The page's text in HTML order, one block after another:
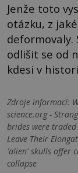
Jenže toto
otázku, z
deformovaly.
odlišit se od
kdesi v
Zdroje informací:
science.org -
brides were
Leave Their
'alien' skulls offer
collapse